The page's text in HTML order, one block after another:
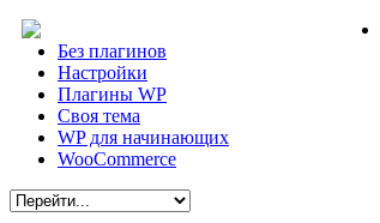
Без плагинов
Настройки
Плагины WP
Своя тема
WP для начинающих
WooCommerce